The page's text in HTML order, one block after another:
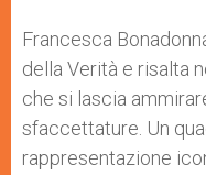
Francesca
della Verità e risalta
che si lascia
sfaccettature. Un
rappresentazione